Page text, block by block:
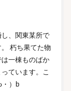
、関東某所で
朽ち果てた物
一棟ものばか
ています。こ
）b